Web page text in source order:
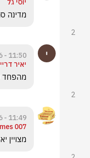
יוסי גל
מדינה
2
11:50 - 11.06.2026
יאיר
מהפחד
2
11:49 - 11.06.2026
007